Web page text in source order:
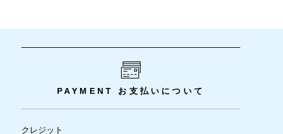
PAYMENT お支払いについて
クレジット